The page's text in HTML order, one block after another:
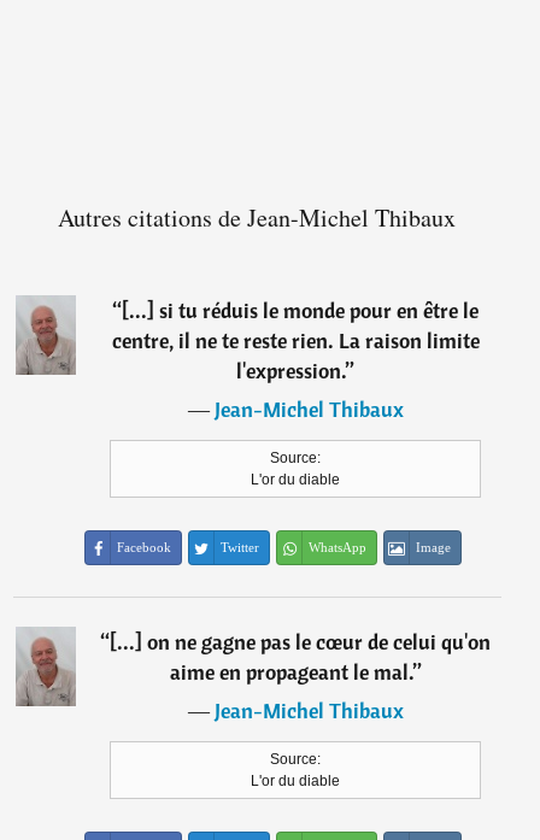
Autres citations de Jean-Michel Thibaux
“[...] si tu réduis le monde pour en être le
centre, il ne te reste rien. La raison limite
l'expression.”
―Jean-Michel Thibaux
Source:
L'or du diable
Facebook Twitter WhatsApp Image
“[...] on ne gagne pas le cœur de celui qu'on
aime en propageant le mal.”
―Jean-Michel Thibaux
Source:
L'or du diable